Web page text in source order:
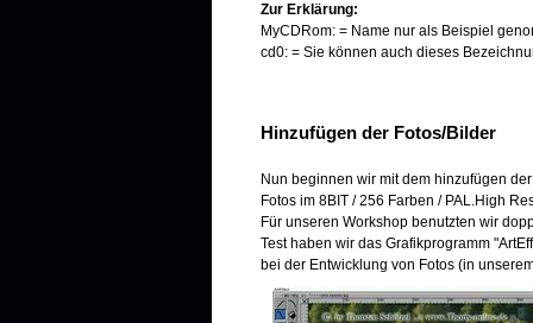
Zur Erklärung:
MyCDRom: = Name nur als Beispiel
cd0: = Sie können auch dieses
Hinzufügen der Fotos/Bilder
Nun beginnen wir mit dem hinzufügen
Fotos im 8BIT / 256 Farben / PAL.High
Für unseren Workshop benutzten wir
Test haben wir das Grafikprogramm
bei der Entwicklung von Fotos (in